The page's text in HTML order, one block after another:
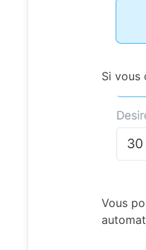
Si vous
Vous